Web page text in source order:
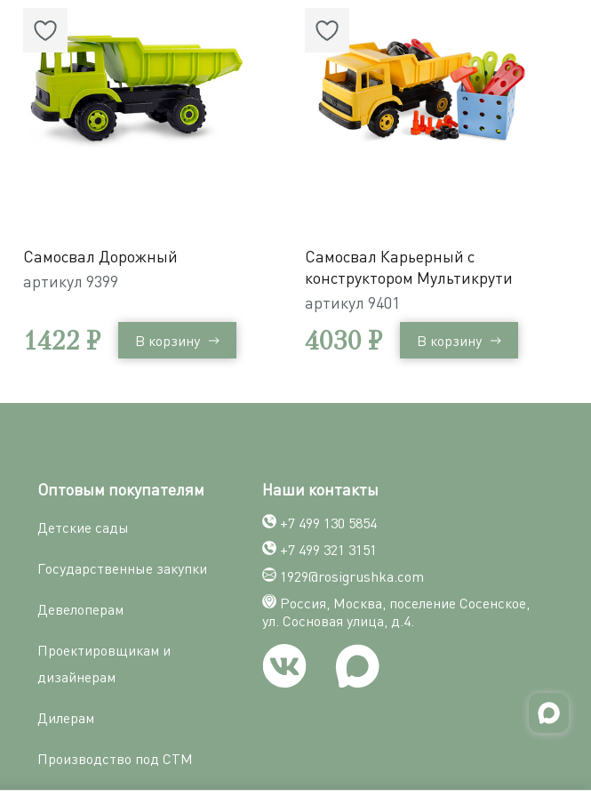
Самосвал Дорожный
артикул 9399
1422 ₽ В корзину
Самосвал Карьерный с
конструктором Мультикрути
артикул 9401
4030 ₽ В корзину
Оптовым покупателям
Детские сады
Государственные закупки
Девелоперам
Проектировщикам и
дизайнерам
Дилерам
Производство под СТМ
Наши контакты
+7 499 130 5854
+7 499 321 3151
1929@rosigrushka.com
Россия, Москва, поселение Сосенское,
ул. Сосновая улица, д.4.